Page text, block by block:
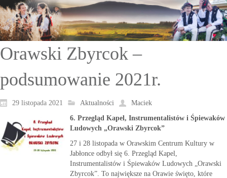
Orawski Zbyrcok –
podsumowanie 2021r.
29 listopada 2021 Aktualności Maciek
6. Przegląd Kapel, Instrumentalistów i Śpiewaków
Ludowych „Orawski Zbyrcok”
27 i 28 listopada w Orawskim Centrum Kultury w
Jabłonce odbył się 6. Przegląd Kapel,
Instrumentalistów i Śpiewaków Ludowych „Orawski
Zbyrcok”. To największe na Orawie święto, które